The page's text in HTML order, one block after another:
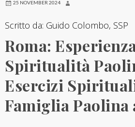
25 NOVEMBER 2024
Scritto da: Guido Colombo, SSP
Roma:
Spiritualità
Esercizi
Famiglia Paolina